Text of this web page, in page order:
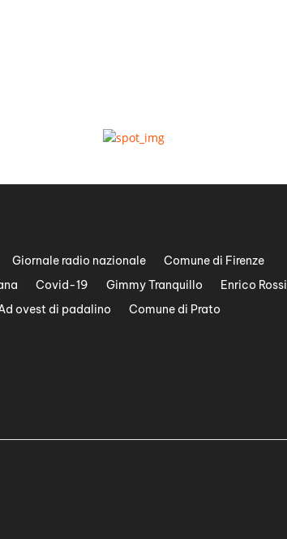
Giornale radio nazionale
Comune di Firenze
Covid-19 Gimmy Tranquillo
Enrico Rossi
ovest di padalino
Comune di Prato